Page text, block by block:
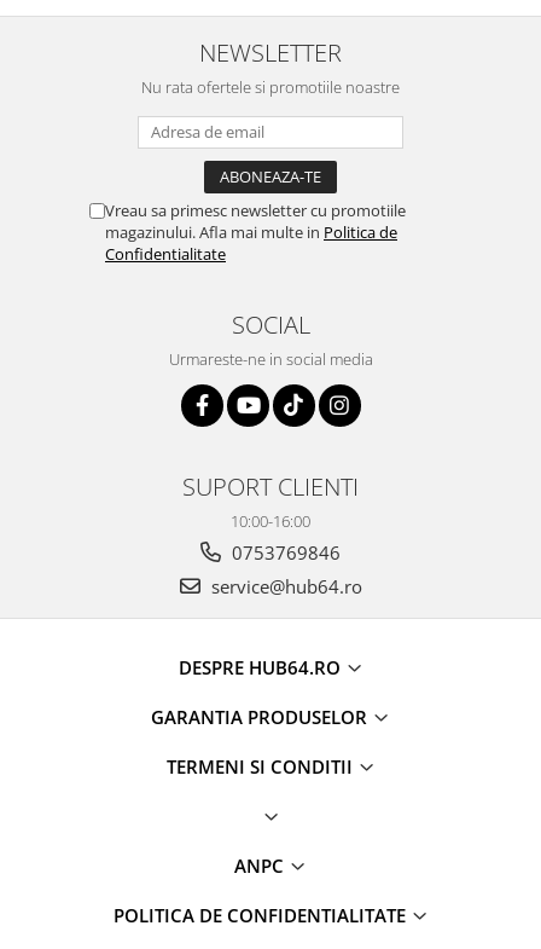
NEWSLETTER
Nu rata ofertele si promotiile noastre
Vreau sa primesc newsletter cu promotiile
magazinului. Afla mai multe in Politica de
Confidentialitate
SOCIAL
Urmareste-ne in social media
SUPORT CLIENTI
10:00-16:00
0753769846
service@hub64.ro
DESPRE HUB64.RO
GARANTIA PRODUSELOR
TERMENI SI CONDITII
ANPC
POLITICA DE CONFIDENTIALITATE